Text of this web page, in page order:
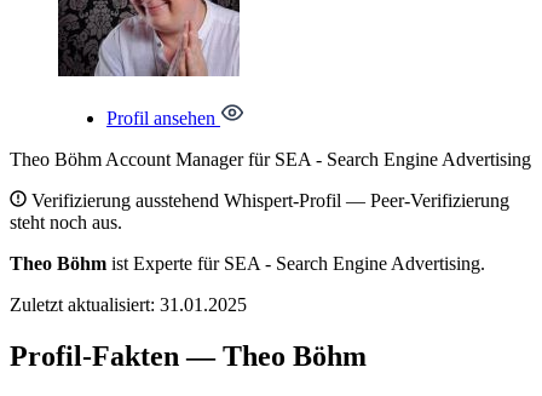
Profil ansehen
Theo BöhmAccount ManagerfürSEA - Search Engine Advertising
Verifizierung ausstehend Whispert-Profil — Peer-Verifizierung
steht noch aus.
Theo Böhm ist Experte für SEA - Search Engine Advertising.
Zuletzt aktualisiert: 31.01.2025
Profil-Fakten — Theo Böhm